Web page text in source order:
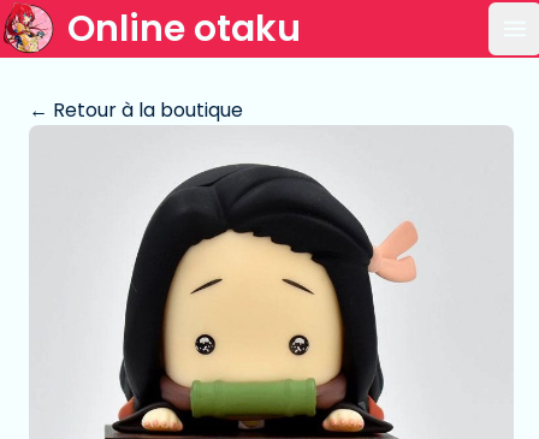
Online otaku
← Retour à la boutique